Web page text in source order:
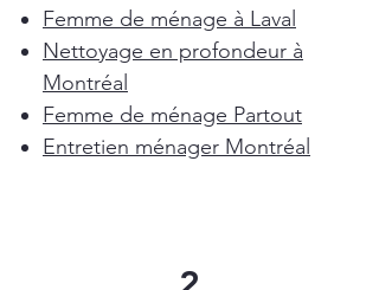
Femme de ménage à Laval
Nettoyage en profondeur à
Montréal
Femme de ménage Partout
Entretien ménager Montréal